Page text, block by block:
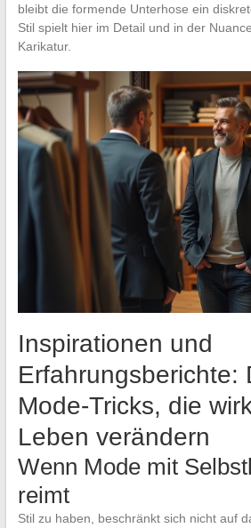
bleibt die formende Unterhose ein
Stil spielt hier im Detail und in der
Karikatur.
Inspirationen und
Erfahrungsberichte:
Mode-Tricks, die
Leben verändern
Wenn Mode mit
reimt
Stil zu haben, beschränkt sich nicht auf